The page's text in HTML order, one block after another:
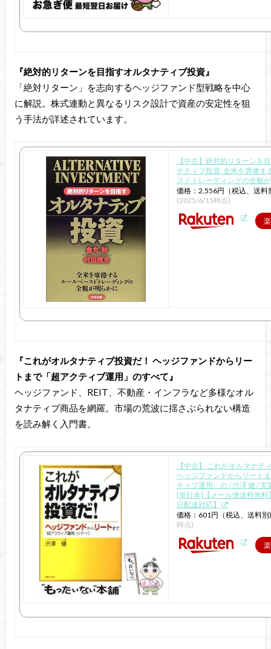
『絶対的リターンを目指すオルタナティブ投資』
「絶対リターン」を志向するヘッジファンド型戦略を中心
に解説。株式連動と異なるリスク設計で資産の安定性を狙
う手法が詳述されています。
【中古】絶対的リターンを
ナティブ投資: 全米を席捲す
スドトレーディングの全貌
価格：2,556円（税込、送料
(2025/6/15時点)
『これがオルタナティブ投資だ！ ヘッジファンドからリー
トまで「超アクティブ運用」のすべて』
ヘッジファンド、REIT、不動産・インフラなど多様なオル
タナティブ商品を網羅。市場の荒波に揺さぶられない構造
を読み解く入門書。
【中古】 これがオルタナテ
ヘッジファンドからリート
ティブ運用」の / 渋澤 健 / 実
[単行本]【メール便送料無料
日配達対応】
価格：601円（税込、送料別)
時点)